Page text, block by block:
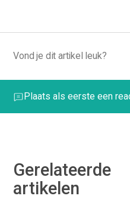
Vond je dit artikel leuk?
Plaats als eerste een
Gerelateerde
artikelen